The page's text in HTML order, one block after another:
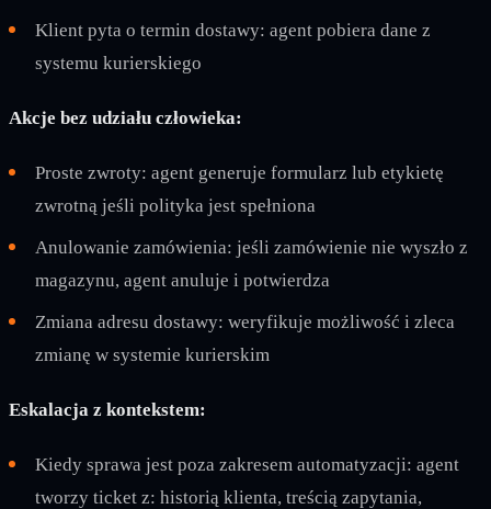
Klient pyta o termin dostawy: agent pobiera dane z
systemu kurierskiego
Akcje bez udziału człowieka:
Proste zwroty: agent generuje formularz lub etykietę
zwrotną jeśli polityka jest spełniona
Anulowanie zamówienia: jeśli zamówienie nie wyszło z
magazynu, agent anuluje i potwierdza
Zmiana adresu dostawy: weryfikuje możliwość i zleca
zmianę w systemie kurierskim
Eskalacja z kontekstem:
Kiedy sprawa jest poza zakresem automatyzacji: agent
tworzy ticket z: historią klienta, treścią zapytania,